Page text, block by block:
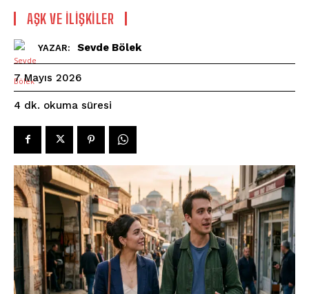
AŞK VE İLIŞKILER
YAZAR: Sevde Bölek
7 Mayıs 2026
4 dk. okuma süresi